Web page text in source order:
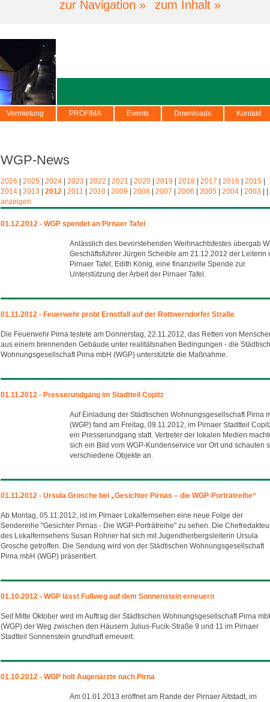
zur Navigation » zum Inhalt »
Vermietung PROFIMA Events Downloads Kontakt
WGP-News
2026 2025 2024 2023 2022 2021 2020 2019 2018 2017 2016 2015
2014
2013 2012 2011 2010 2009 2008 2007 2006 2005 2004 2003
anzeigen
01.12.2012 - WGP spendet an Pirnaer Tafel
Anlässlich des bevorstehenden Weihnachtsfestes übergab
Geschäftsführer Jürgen Scheible am 21.12.2012 der Leiterin
Pirnaer Tafel, Edith König, eine finanzielle Spende zur
Unterstützung der Arbeit der Pirnaer Tafel.
01.11.2012 - Feuerwehr probt Ernstfall auf der Rottwerndorfer Straße
Die Feuerwehr Pirna testete am Donnerstag, 22.11.2012, das Retten von
aus einem brennenden Gebäude unter realitätsnahen Bedingungen - die
Wohnungsgesellschaft Pirna mbH (WGP) unterstützte die Maßnahme.
01.11.2012 - Presserundgang im Stadtteil Copitz
Auf Einladung der Städtischen Wohnungsgesellschaft Pirna
(WGP) fand am Freitag, 09.11.2012, im Pirnaer Stadtteil
ein Presserundgang statt. Vertreter der lokalen Medien
sich ein Bild vom WGP-Kundenservice vor Ort und schauten
verschiedene Objekte an.
01.11.2012 - Ursula Grosche bei „Gesichter Pirnas – die WGP-Porträtreihe“
Ab Montag, 05.11.2012, ist im Pirnaer Lokalfernsehen eine neue Folge der
Sendereihe "Gesichter Pirnas - Die WGP-Porträtreihe" zu sehen. Die
des Lokalfernsehens Susan Röhner hat sich mit Jugendherbergsleiterin Ursula
Grosche getroffen. Die Sendung wird von der Städtischen Wohnungsgesellschaft
Pirna mbH (WGP) präsentiert.
01.10.2012 - WGP lässt Fußweg auf dem Sonnenstein erneuern
Seit Mitte Oktober wird im Auftrag der Städtischen Wohnungsgesellschaft Pirna
(WGP) der Weg zwischen den Häusern Julius-Fucik-Straße 9 und 11 im Pirnaer
Stadtteil Sonnenstein grundhaft erneuert.
01.10.2012 - WGP holt Augenärzte nach Pirna
Am 01.01.2013 eröffnet am Rande der Pirnaer Altstadt, im